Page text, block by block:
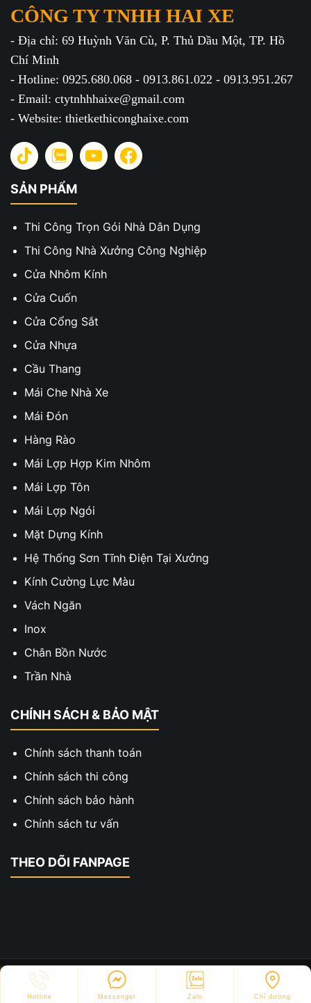
CÔNG TY TNHH HAI XE
- Địa chỉ: 69 Huỳnh Văn Cù, P. Thủ Dầu Một, TP. Hồ
Chí Minh
- Hotline: 0925.680.068 - 0913.861.022 - 0913.951.267
- Email: ctytnhhhaixe@gmail.com
- Website: thietkethiconghaixe.com
SẢN PHẨM
Thi Công Trọn Gói Nhà Dân Dụng
Thi Công Nhà Xưởng Công Nghiệp
Cửa Nhôm Kính
Cửa Cuốn
Cửa Cổng Sắt
Cửa Nhựa
Cầu Thang
Mái Che Nhà Xe
Mái Đón
Hàng Rào
Mái Lợp Hợp Kim Nhôm
Mái Lợp Tôn
Mái Lợp Ngói
Mặt Dựng Kính
Hệ Thống Sơn Tĩnh Điện Tại Xưởng
Kính Cường Lực Màu
Vách Ngăn
Inox
Chân Bồn Nước
Trần Nhà
CHÍNH SÁCH & BẢO MẬT
Chính sách thanh toán
Chính sách thi công
Chính sách bảo hành
Chính sách tư vấn
THEO DÕI FANPAGE
Copyright © 2023 - Thiết Kế Thi Công Hai Xe. All
rights reserved. Design byWebvps.vn
Hotline Messenger Zalo Chỉ đường